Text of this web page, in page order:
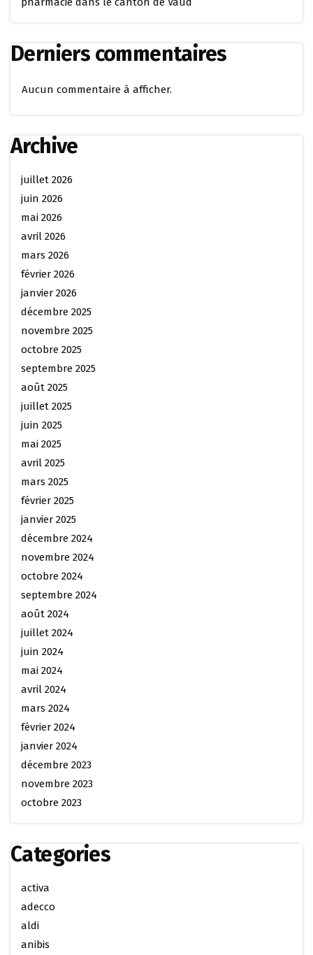
Derniers commentaires
Aucun commentaire à afficher.
Archive
juillet 2026
juin 2026
mai 2026
avril 2026
mars 2026
février 2026
janvier 2026
décembre 2025
novembre 2025
octobre 2025
septembre 2025
août 2025
juillet 2025
juin 2025
mai 2025
avril 2025
mars 2025
février 2025
janvier 2025
décembre 2024
novembre 2024
octobre 2024
septembre 2024
août 2024
juillet 2024
juin 2024
mai 2024
avril 2024
mars 2024
février 2024
janvier 2024
décembre 2023
novembre 2023
octobre 2023
Categories
activa
adecco
aldi
anibis